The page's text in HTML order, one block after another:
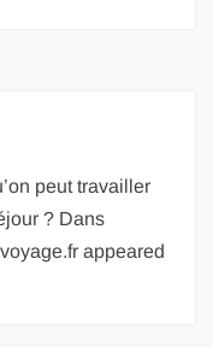
peut travailler
? Dans
appeared